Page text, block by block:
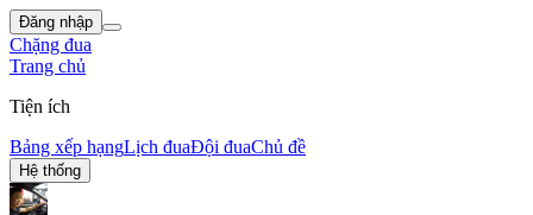
Đăng nhập
Chặng đua
Trang chủ
Tiện ích
Bảng xếp hạngLịch đuaĐội đuaChủ đề
Hệ thống